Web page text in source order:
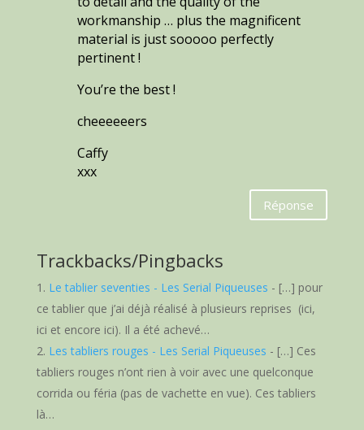
workmanship … plus the magnificent
material is just sooooo perfectly
pertinent !
You’re the best !
cheeeeeers
Caffy
xxx
Réponse
Trackbacks/Pingbacks
Le tablier seventies - Les Serial Piqueuses - […] pour
ce tablier que j’ai déjà réalisé à plusieurs reprises (ici,
ici et encore ici). Il a été achevé…
Les tabliers rouges - Les Serial Piqueuses - […] Ces
tabliers rouges n’ont rien à voir avec une quelconque
corrida ou féria (pas de vachette en vue). Ces tabliers
là…